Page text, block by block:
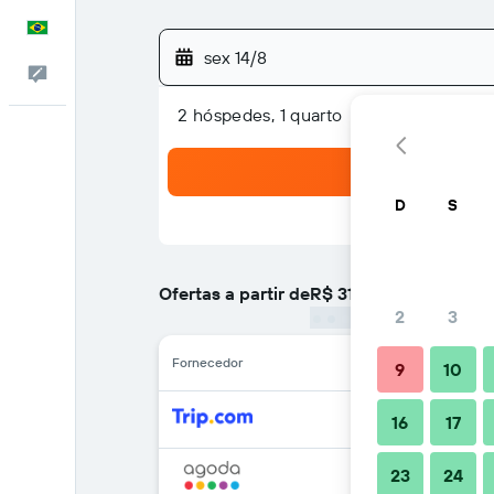
Comentários
sex 14/8
2 hóspedes, 1 quarto
Ofertas a partir deR$ 316
Fornecedor
D S
2 3
9 10
16 17
23 24